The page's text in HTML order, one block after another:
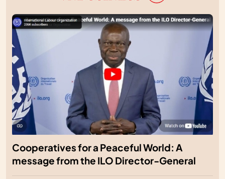
Cooperatives for a Peaceful World: A
message from the ILO Director-General